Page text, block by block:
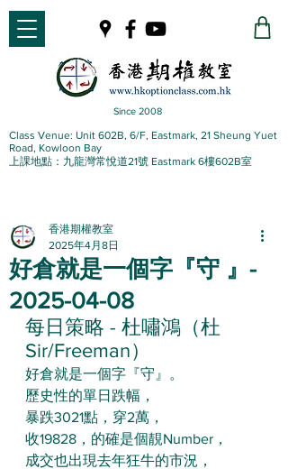
Since 2008
Class Venue: Unit 602B, 6/F, Eastmark, 21 Sheung Yuet
Road, Kowloon Bay
上課地點：九龍灣常悅道21號 Eastmark 6樓602B室
好倉就是一個字『守 』-
2025-04-08
香港期權教室
2025年4月8日
每日策略 - 杜嘯鴻（杜
Sir/Freeman）
好倉就是一個字『守』。
歷史性的單日跌幅，
暴跌3021點，穿2萬，
收19828，的確是個靚Number，
成交也出現去年狂牛的市況，